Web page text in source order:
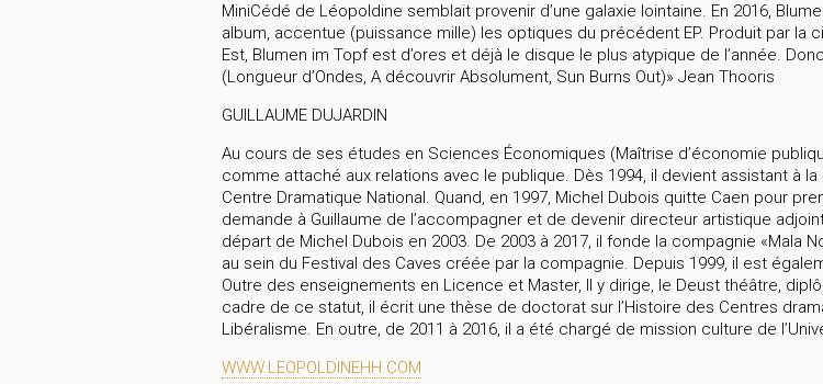
MiniCédé de Léopoldine semblait provenir d’une galaxie lointaine. En 2016,
album, accentue (puissance mille) les optiques du précédent EP. Produit par la
Est, Blumen im Topf est d’ores et déjà le disque le plus atypique de l’année.
(Longueur d’Ondes, A découvrir Absolument, Sun Burns Out)» Jean Thooris
GUILLAUME DUJARDIN
Au cours de ses études en Sciences Économiques (Maîtrise d’économie
comme attaché aux relations avec le publique. Dès 1994, il devient assistant à
Centre Dramatique National. Quand, en 1997, Michel Dubois quitte Caen pour
demande à Guillaume de l’accompagner et de devenir directeur artistique
départ de Michel Dubois en 2003. De 2003 à 2017, il fonde la compagnie
au sein du Festival des Caves créée par la compagnie. Depuis 1999, il est
Outre des enseignements en Licence et Master, Il y dirige, le Deust théâtre,
cadre de ce statut, il écrit une thèse de doctorat sur l’Histoire des Centres
Libéralisme. En outre, de 2011 à 2016, il a été chargé de mission culture de
WWW.LEOPOLDINEHH.COM